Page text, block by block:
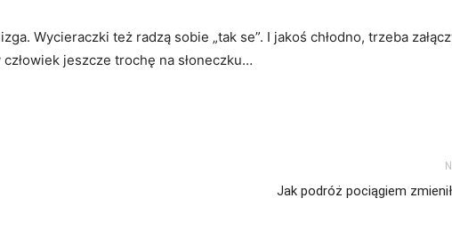
Wycieraczki też radzą sobie „tak se”. I jakoś chłodno, trzeba
jeszcze trochę na słoneczku…
Jak podróż pociągiem